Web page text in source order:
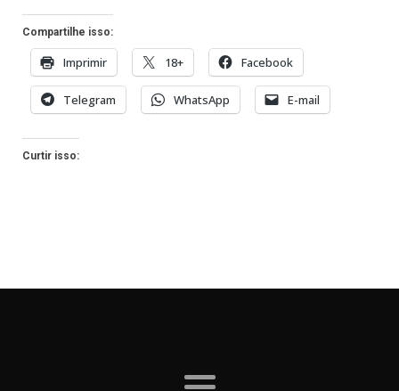
Compartilhe isso:
Imprimir 18+ Facebook
Telegram WhatsApp E-mail
Curtir isso: